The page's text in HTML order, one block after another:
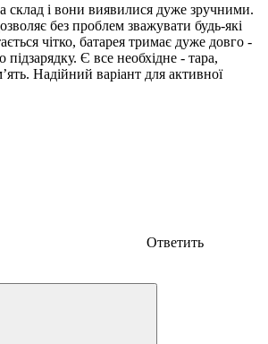
склад і вони виявилися дуже зручними.
без проблем зважувати будь-які
чітко, батарея тримає дуже довго -
Є все необхідне - тара,
Надійний варіант для активної
Ответить